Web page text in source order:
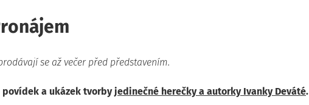
se až večer před představením.
povídek a ukázek tvorbyjedinečné herečky a autorky Ivanky Deváté.